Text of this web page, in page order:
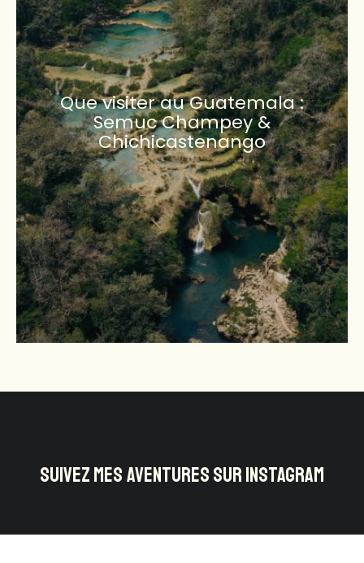
Que visiter au Guatemala :
Semuc Champey &
Chichicastenango
SUIVEZ MES AVENTURES SUR INSTAGRAM